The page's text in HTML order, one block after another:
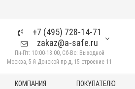
+7 (495) 728-14-71
zakaz@a-safe.ru
Пн-Пт: 10:00-18:00, Сб-Вс: Выходной
Москва, 5-й Донской пр-д, 15 строение 11
КОМПАНИЯ ПОКУПАТЕЛЮ